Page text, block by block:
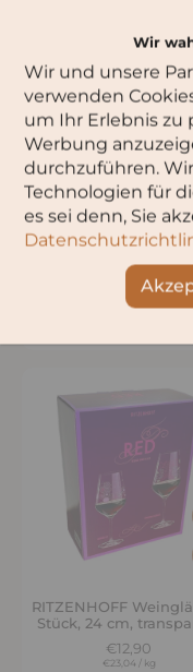
Alazani Valley
Lieblich
€12,90
€17,20/l
RITZENHOFF
Stück, 24 cm,
€12,90
€23,04 / kg
Wir
Wir und unsere
verwenden
um Ihr Erlebnis zu
Werbung
durchzuführen.
Technologien für
es sei denn, Sie